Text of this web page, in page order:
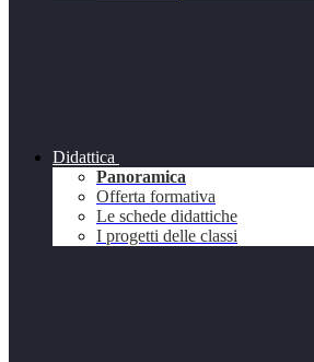
Didattica
Panoramica
Offerta formativa
Le schede didattiche
I progetti delle classi